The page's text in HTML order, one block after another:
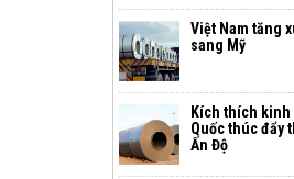
Việt Nam tăng
sang Mỹ
Kích thích kinh
Quốc thúc đẩy
Ấn Độ